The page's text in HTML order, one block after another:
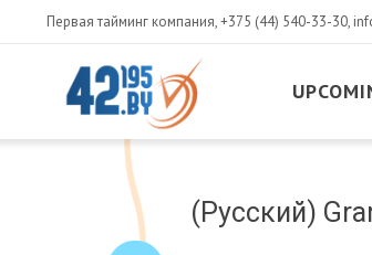
Первая тайминг компания,+375 (44) 540-33-30,
CONTENT
14,
(Русский)